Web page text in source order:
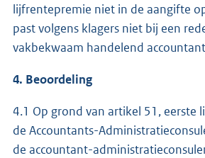
lijfrentepremie niet in de aangifte
past volgens klagers niet bij een
vakbekwaam handelend
4. Beoordeling
4.1 Op grond van artikel 51, eerste
de Accountants-
de accountant-